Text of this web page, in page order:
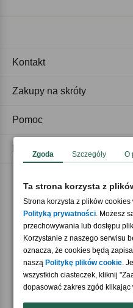
Nasi
Kontakt
Zakupy na skróty
Pomoc
Zgoda Szczegóły O
Ta strona korzysta z
Strona korzysta z plików
Polityką prywatności. Możesz
przechowywania lub dostępu
Korzystanie z naszego serwisu
oznacza, że cookies będą
naszą Politykę plików cookie.
wszystkich ciasteczek, kliknij
dopasować zakres zgód klikając